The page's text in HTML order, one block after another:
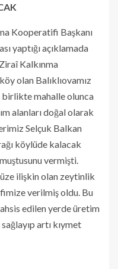
Kooperatifi Başkanı
yaptığı açıklamada
Kalkınma
olan Balıklıovamız
birlikte mahalle olunca
alanları doğal olarak
Selçuk Balkan
köylüde kalacak
vermişti.
ilişkin olan zeytinlik
verilmiş oldu. Bu
edilen yerde üretim
artı kıymet